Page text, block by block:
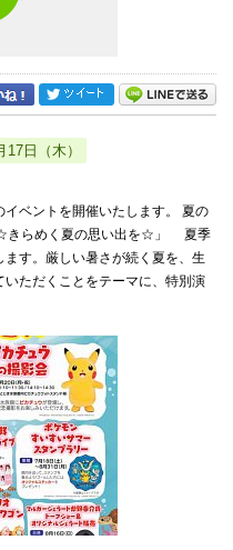
日（木）
ベントを開催いたします。 夏の
☆きらめく夏の思い出を☆」 夏季
す。厳しい暑さが続く夏を、生
ただくことをテーマに、特別演